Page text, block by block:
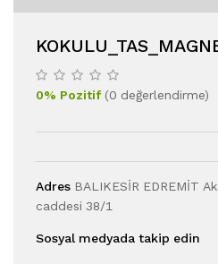
0% Pozitif(0 değerlendirme)
Adres BALIKESİR EDREMİT
caddesi 38/1
Sosyal medyada takip edin